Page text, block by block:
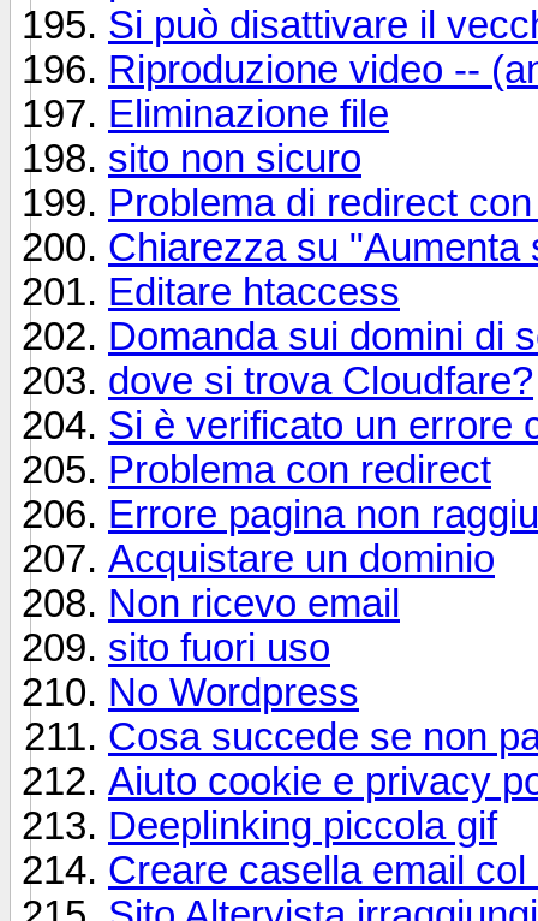
Si può disattivare il
Riproduzione video --
Eliminazione file
sito non sicuro
Problema di redirect
Chiarezza su "Aumenta
Editare htaccess
Domanda sui domini di
dove si trova Cloudfare?
Si è verificato un errore
Problema con redirect
Errore pagina non
Acquistare un dominio
Non ricevo email
sito fuori uso
No Wordpress
Cosa succede se non
Aiuto cookie e privacy
Deeplinking piccola gif
Creare casella email col